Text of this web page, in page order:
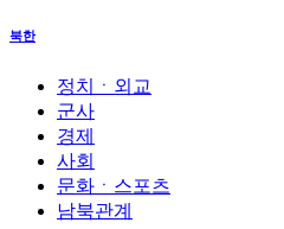
북한
정치ㆍ외교
군사
경제
사회
문화ㆍ스포츠
남북관계